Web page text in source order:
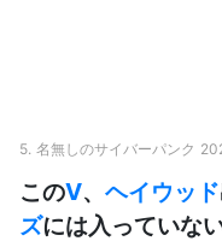
5. 名無しのサイバーパンク
このV、 ヘイウッド
ズには入っていな